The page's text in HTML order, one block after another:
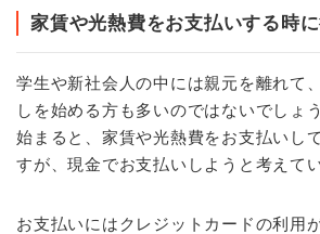
家賃や光熱費をお支払いする時
学生や新社会人の中には親元を離れて
しを始める方も多いのではないでしょ
始まると、家賃や光熱費をお支払いし
すが、現金でお支払いしようと考えて
お支払いにはクレジットカードの利用